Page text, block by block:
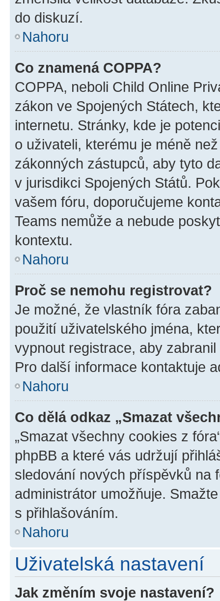
do diskuzí.
Nahoru
Co znamená COPPA?
COPPA, neboli Child Online
zákon ve Spojených Státech,
internetu. Stránky, kde je
o uživateli, kterému je méně
zákonných zástupců, aby tyto
v jurisdikci Spojených Států.
vašem fóru, doporučujeme
Teams nemůže a nebude
kontextu.
Nahoru
Proč se nemohu registrovat?
Je možné, že vlastník fóra
použití uživatelského jména,
vypnout registrace, aby
Pro další informace kontaktuje
Nahoru
Co dělá odkaz „Smazat
„Smazat všechny cookies z
phpBB a které vás udržují
sledování nových příspěvků na
administrátor umožňuje.
s přihlašováním.
Nahoru
Uživatelská nastavení
Jak změním svoje nastavení?